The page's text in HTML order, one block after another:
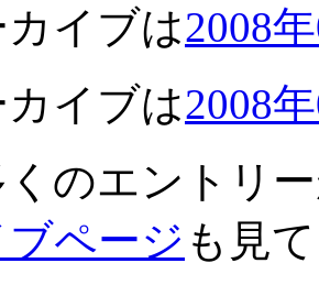
イブは2008
イブは2008
のエントリ
ページ も見